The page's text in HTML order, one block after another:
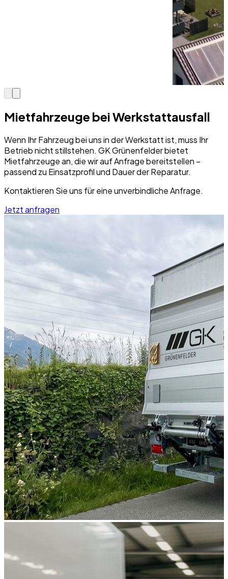
Mietfahrzeuge bei Werkstattausfall
Wenn Ihr Fahrzeug bei uns in der Werkstatt ist, muss Ihr
Betrieb nicht stillstehen. GK Grünenfelder bietet
Mietfahrzeuge an, die wir auf Anfrage bereitstellen –
passend zu Einsatzprofil und Dauer der Reparatur.
Kontaktieren Sie uns für eine unverbindliche Anfrage.
Jetzt anfragen